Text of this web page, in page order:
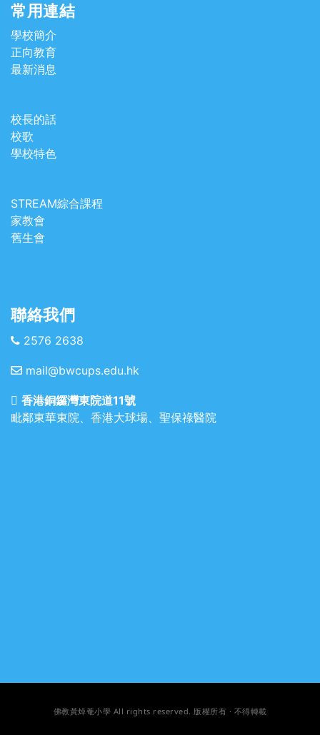
常用連結
學校簡介
正向教育
最新消息
校長的話
校歌
學校特色
STREAM綜合課程
家教會
舊生會
聯絡我們
2576 2638
mail@bwcups.edu.hk
香港銅鑼灣東院道11號
毗鄰東華東院、香港大球場、聖保祿醫院
佛教黃焯菴小學 All rights reserved. 版權所有 · 不得轉載